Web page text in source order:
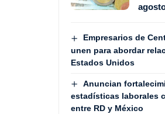
Empresarios de
unen para abordar
Estados Unidos
Anuncian
estadísticas laborales
entre RD y México